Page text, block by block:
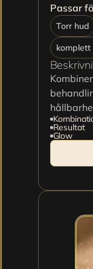
Passar
Torr hud
Resultat
Glow